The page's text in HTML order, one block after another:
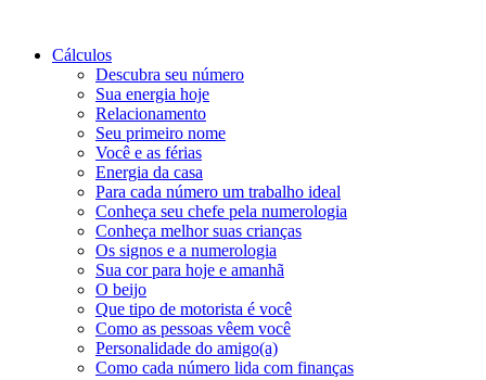
Cálculos
Descubra seu número
Sua energia hoje
Relacionamento
Seu primeiro nome
Você e as férias
Energia da casa
Para cada número um trabalho ideal
Conheça seu chefe pela numerologia
Conheça melhor suas crianças
Os signos e a numerologia
Sua cor para hoje e amanhã
O beijo
Que tipo de motorista é você
Como as pessoas vêem você
Personalidade do amigo(a)
Como cada número lida com finanças